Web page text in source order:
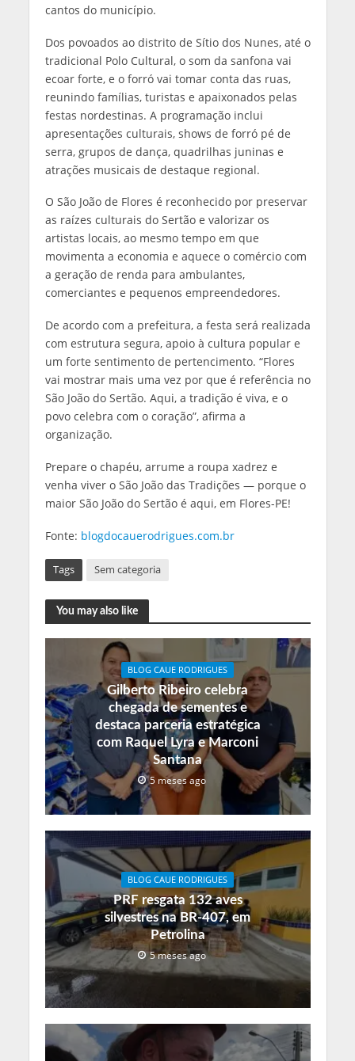
cantos do município.
Dos povoados ao distrito de Sítio dos Nunes, até o
tradicional Polo Cultural, o som da sanfona vai
ecoar forte, e o forró vai tomar conta das ruas,
reunindo famílias, turistas e apaixonados pelas
festas nordestinas. A programação inclui
apresentações culturais, shows de forró pé de
serra, grupos de dança, quadrilhas juninas e
atrações musicais de destaque regional.
O São João de Flores é reconhecido por preservar
as raízes culturais do Sertão e valorizar os
artistas locais, ao mesmo tempo em que
movimenta a economia e aquece o comércio com
a geração de renda para ambulantes,
comerciantes e pequenos empreendedores.
De acordo com a prefeitura, a festa será realizada
com estrutura segura, apoio à cultura popular e
um forte sentimento de pertencimento. “Flores
vai mostrar mais uma vez por que é referência no
São João do Sertão. Aqui, a tradição é viva, e o
povo celebra com o coração”, afirma a
organização.
Prepare o chapéu, arrume a roupa xadrez e
venha viver o São João das Tradições — porque o
maior São João do Sertão é aqui, em Flores-PE!
Fonte: blogdocauerodrigues.com.br
Tags Sem categoria
You may also like
BLOG CAUE RODRIGUES
Gilberto Ribeiro celebra
chegada de sementes e
destaca parceria estratégica
com Raquel Lyra e Marconi
Santana
5 meses ago
BLOG CAUE RODRIGUES
PRF resgata 132 aves
silvestres na BR-407, em
Petrolina
5 meses ago